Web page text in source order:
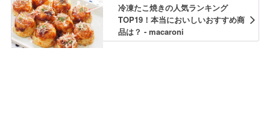
冷凍たこ焼きの人気ランキング
TOP19！本当においしいおすすめ商
品は？ - macaroni